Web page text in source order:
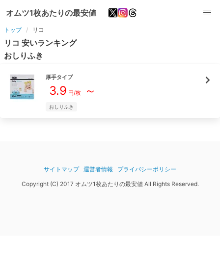
オムツ1枚あたりの最安値
トップ リコ
リコ 安いランキング
おしりふき
厚手タイプ
3.9 円/枚～
おしりふき
サイトマップ 運営者情報
プライバシーポリシー
Copyright (C) 2017 オムツ1枚あたりの最安値 All Rights Reserved.